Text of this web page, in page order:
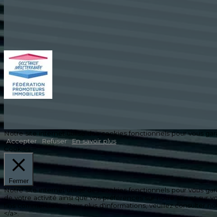
Notre site internet utilise des cookies fonctionnels pour vous
Accepter
Refuser
En savoir plus
Cookies
Fermer
Notre site internet utilise des cookies fonctionnels pour vous
de votre activité ainsi que vos préférences sur notre site et sur
fins commerciales. Pour plus d'informations, veuillez
</a>.